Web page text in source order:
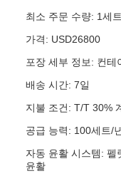
최소 주문 수량: 1세트
가격: USD26800
포장 세부 정보: 컨테
배송 시간: 7일
지불 조건: T/T 30%
공급 능력: 100세트/
자동 윤활 시스템: 펠
윤활